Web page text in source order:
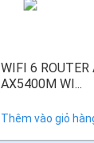
WIFI 6 ROUTER
AX5400M WI...
Thêm vào giỏ